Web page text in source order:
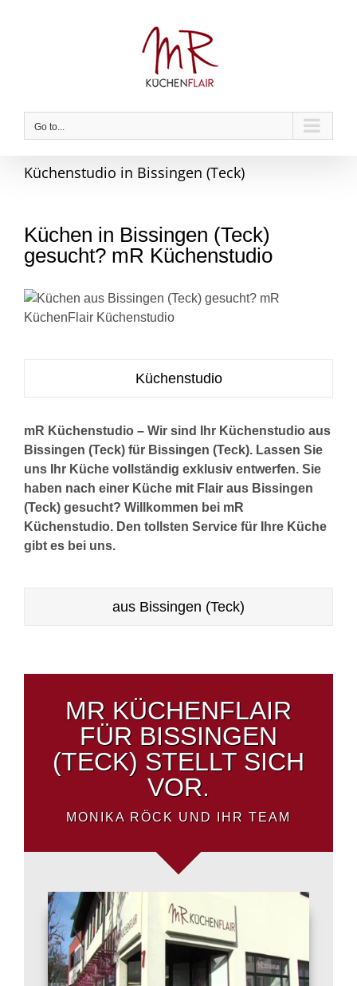
Go to...
Küchenstudio in Bissingen (Teck)
Küchen in Bissingen (Teck)
gesucht? mR Küchenstudio
Küchenstudio
mR Küchenstudio – Wir sind Ihr Küchenstudio aus
Bissingen (Teck) für Bissingen (Teck). Lassen Sie
uns Ihr Küche vollständig exklusiv entwerfen. Sie
haben nach einer Küche mit Flair aus Bissingen
(Teck) gesucht? Willkommen bei mR
Küchenstudio. Den tollsten Service für Ihre Küche
gibt es bei uns.
aus Bissingen (Teck)
MR KÜCHENFLAIR
FÜR BISSINGEN
(TECK) STELLT SICH
VOR.
MONIKA RÖCK UND IHR TEAM